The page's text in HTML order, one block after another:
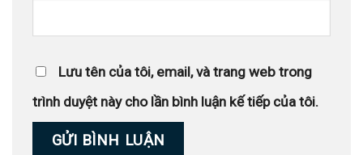
Lưu tên của tôi, email, và trang web trong
trình duyệt này cho lần bình luận kế tiếp của tôi.